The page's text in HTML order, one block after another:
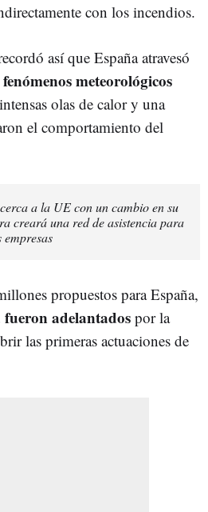
con los incendios.
así que España atravesó
meteorológicos
olas de calor y una
el comportamiento del
a la UE con un cambio en su
creará una red de asistencia para
empresas
propuestos para España,
fueron adelantados por la
las primeras actuaciones de